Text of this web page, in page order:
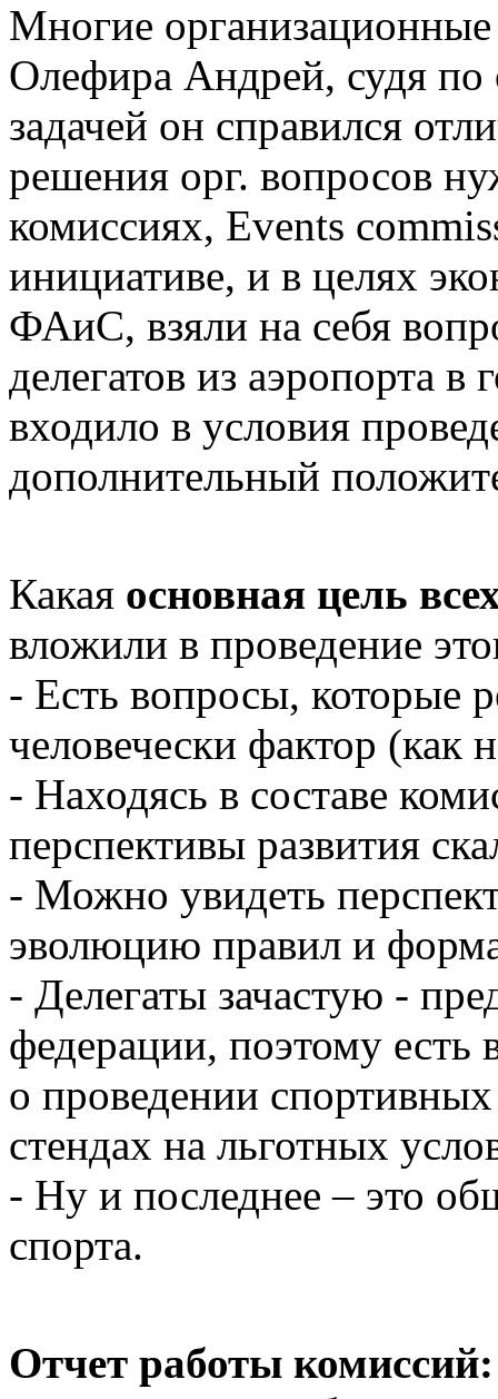
Многие
Олефира Андрей, судя по
задачей он справился
решения орг. вопросов
комиссиях, Events
инициативе, и в целях
ФАиС, взяли на себя
делегатов из аэропорта в
входило в условия
дополнительный
Какая основная цель
вложили в проведение
- Есть вопросы, которые
человечески фактор (как
- Находясь в составе
перспективы развития
- Можно увидеть
эволюцию правил и
- Делегаты зачастую -
федерации, поэтому
о проведении
стендах на льготных
- Ну и последнее – это
спорта.
Отчет работы комиссий: